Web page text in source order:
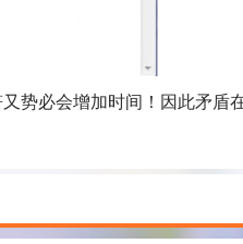
势必会增加时间！因此矛盾